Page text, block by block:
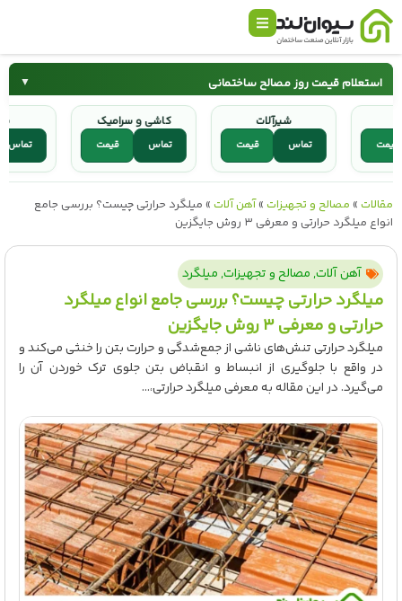
استعلام قیمت روز مصالح ساختمانی
سیمان میلگرد
کاشی و سرامیک شیرآلات
کاشی و سرامیک
قیمت تماس
شیرآلات
قیمت تماس قیمت
»مصالح و تجهیزات»آهن آلات»میلگرد حرارتی چیست؟ بررسی جامع
میلگرد حرارتی و معرفی ۳ روش جایگزین
آهن آلات,مصالح و تجهیزات,میلگرد
میلگرد حرارتی چیست؟ بررسی جامع انواع میلگرد
حرارتی و معرفی ۳ روش جایگزین
میلگرد حرارتی تنش‌های ناشی از جمع‌شدگی و حرارت بتن را خنثی می‌کند و
در واقع با جلوگیری از انبساط و انقباض بتن جلوی ترک خوردن آن را
می‌گیرد. در این مقاله به معرفی میلگرد حرارتی،...